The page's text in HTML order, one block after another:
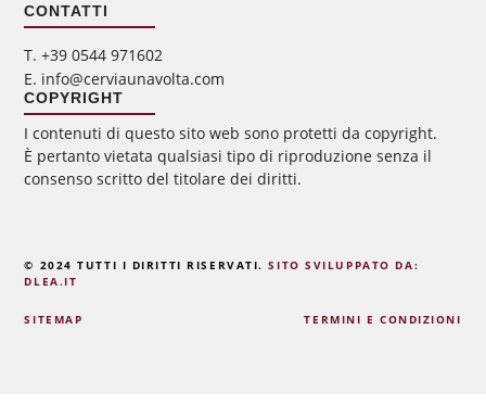
CONTATTI
‭T. +39 0544 971602
E. info@cerviaunavolta.com
COPYRIGHT
I contenuti di questo sito web sono protetti da copyright.
È pertanto vietata qualsiasi tipo di riproduzione senza il
consenso scritto del titolare dei diritti.
© 2024 TUTTI I DIRITTI RISERVATI.SITO SVILUPPATO DA:
DLEA.IT
SITEMAP TERMINI E CONDIZIONI